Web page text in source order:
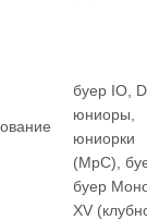
буер IO,
юниоры,
юниорки
(МрС),
буер
XV